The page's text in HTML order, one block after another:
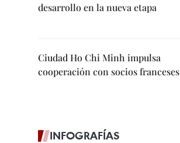
desarrollo en la nueva etapa
Ciudad Ho Chi Minh impulsa
cooperación con socios franceses
INFOGRAFÍAS